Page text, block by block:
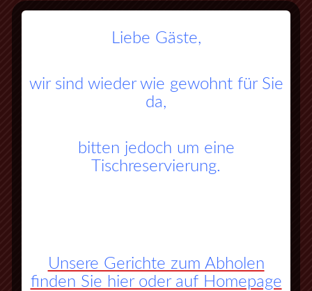
Liebe Gäste,
wir sind wieder wie gewohnt für Sie
da,
bitten jedoch um eine
Tischreservierung.
Unsere Gerichte zum Abholen
finden Sie hier oder auf Homepage